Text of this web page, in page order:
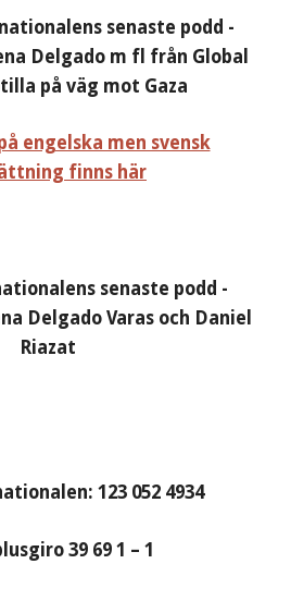
senaste podd -
Delgado m fl från Global
på väg mot Gaza
engelska men svensk
finns här
senaste podd -
Delgado Varas och Daniel
Riazat
123 052 4934
39 69 1 – 1